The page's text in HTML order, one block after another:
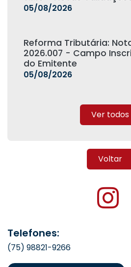
05/08/2026
Reforma Tributária:
2026.007 - Campo
do Emitente
05/08/2026
Ver todos
Voltar
Telefones:
(75) 98821-9266